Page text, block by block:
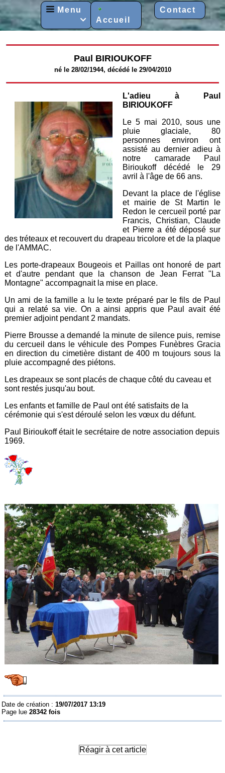
Menu
 Accueil
Contact
Paul BIRIOUKOFF
né le 28/02/1944, décédé le 29/04/2010
L'adieu à Paul
BIRIOUKOFF
Le 5 mai 2010, sous une
pluie glaciale, 80
personnes environ ont
assisté au dernier adieu à
notre camarade Paul
Birioukoff décédé le 29
avril à l'âge de 66 ans.
Devant la place de l'église
et mairie de St Martin le
Redon le cercueil porté par
Francis, Christian, Claude
et Pierre a été déposé sur
des tréteaux et recouvert du drapeau tricolore et de la plaque
de l'AMMAC.
Les porte-drapeaux Bougeois et Paillas ont honoré de part
et d'autre pendant que la chanson de Jean Ferrat "La
Montagne" accompagnait la mise en place.
Un ami de la famille a lu le texte préparé par le fils de Paul
qui a relaté sa vie. On a ainsi appris que Paul avait été
premier adjoint pendant 2 mandats.
Pierre Brousse a demandé la minute de silence puis, remise
du cercueil dans le véhicule des Pompes Funèbres Gracia
en direction du cimetière distant de 400 m toujours sous la
pluie accompagné des piétons.
Les drapeaux se sont placés de chaque côté du caveau et
sont restés jusqu'au bout.
Les enfants et famille de Paul ont été satisfaits de la
cérémonie qui s'est déroulé selon les vœux du défunt.
Paul Birioukoff était le secrétaire de notre association depuis
1969.
Date de création :19/07/2017 13:19
Page lue28342 fois
Réagir à cet article